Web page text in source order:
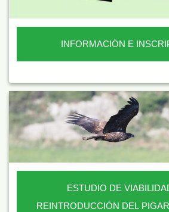
INFORMACIÓN E
ESTUDIO DE
REINTRODUCCIÓN DEL